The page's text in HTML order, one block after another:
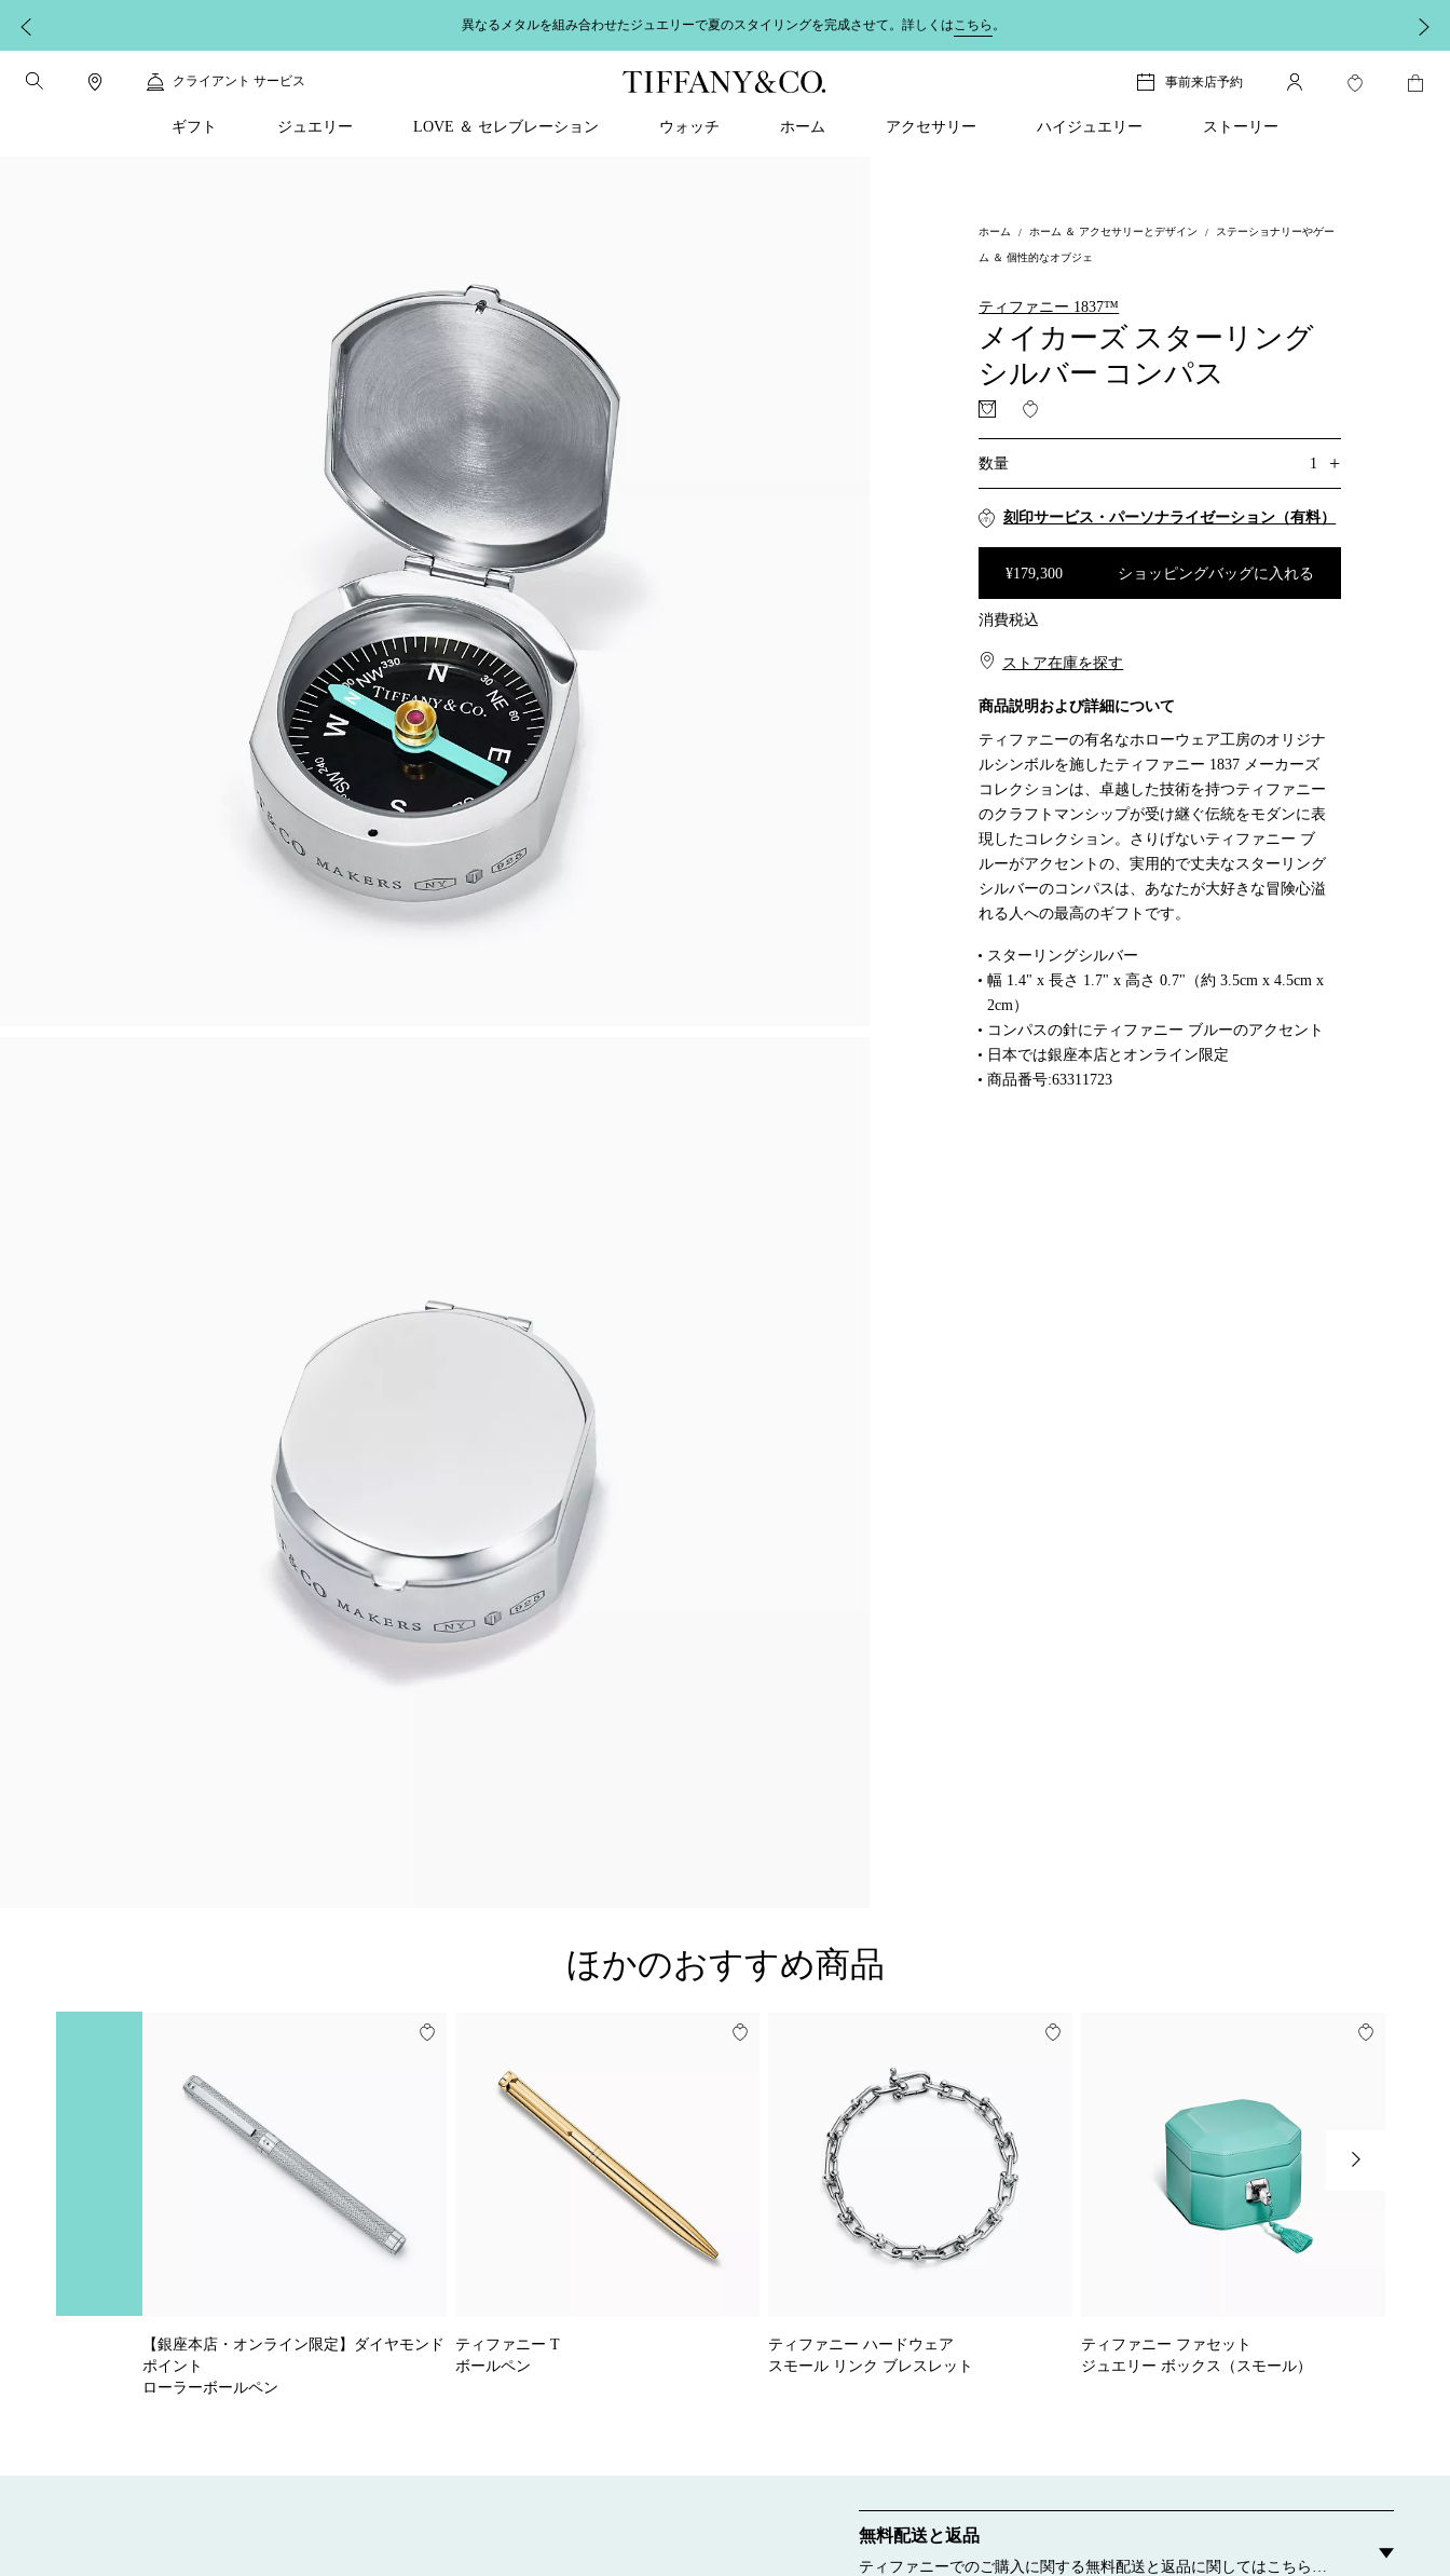
異なるメタルを組み合わせたジュエリーで夏のスタイリングを完成させて。詳しくはこちら 。
クライアント サービス 事前来店予約
ギフト ジュエリー LOVE ＆ セレブレーション ウォッチ ホーム アクセサリー ハイジュエリー ストーリー
ホーム ホーム ＆ アクセサリーとデザイン ステーショナリーやゲー
ム ＆ 個性的なオブジェ
ティファニー 1837™
メイカーズ スターリング
シルバー コンパス
数量 1 +
刻印サービス・パーソナライゼーション（有料）
¥179,300 ショッピングバッグに入れる
消費税込
ストア在庫を探す​​
商品説明および詳細について
ティファニーの有名なホローウェア工房のオリジナ
ルシンボルを施したティファニー 1837 メーカーズ
コレクションは、卓越した技術を持つティファニー
のクラフトマンシップが受け継ぐ伝統をモダンに表
現したコレクション。さりげないティファニー ブ
ルーがアクセントの、実用的で丈夫なスターリング
シルバーのコンパスは、あなたが大好きな冒険心溢
れる人への最高のギフトです。
スターリングシルバー
幅 1.4" x 長さ 1.7" x 高さ 0.7"（約 3.5cm x 4.5cm x
2cm）
コンパスの針にティファニー ブルーのアクセント
日本では銀座本店とオンライン限定
商品番号:63311723
ほかのおすすめ商品
【銀座本店・オンライン限定】ダイヤモンド
ポイント
ローラーボールペン
ティファニー T
ボールペン
ティファニー ハードウェア
スモール リンク ブレスレット
ティファニー ファセット
ジュエリー ボックス（スモール）
無料配送と返品
ティファニーでのご購入に関する無料配送と返品に関してはこちらを